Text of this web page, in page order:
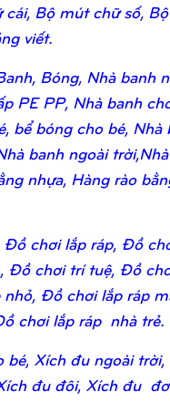
Bộ mút chữ số,
viết.
Bóng, Nhà banh
PE PP, Nhà banh
bể bóng cho bé,
banh ngoài
nhựa, Hàng rào
chơi lắp ráp, Đồ
Đồ chơi trí tuệ, Đồ
nhỏ, Đồ chơi lắp ráp
chơi lắp ráp nhà trẻ.
bé, Xích đu ngoài
đu đôi, Xích đu